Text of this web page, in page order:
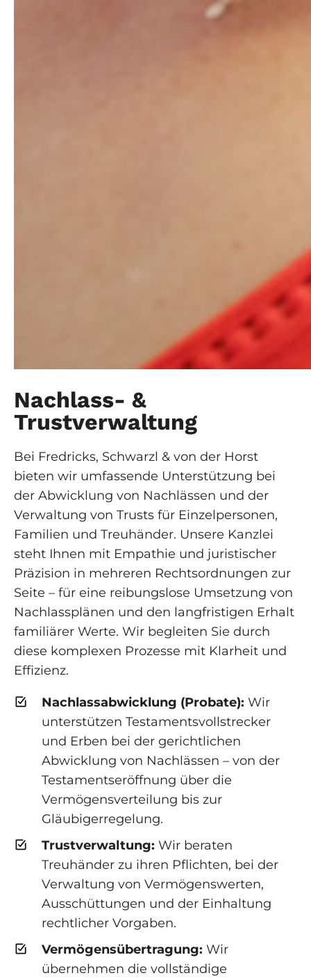
Nachlass- &
Trustverwaltung
Bei Fredricks, Schwarzl & von der Horst
bieten wir umfassende Unterstützung bei
der Abwicklung von Nachlässen und der
Verwaltung von Trusts für Einzelpersonen,
Familien und Treuhänder. Unsere Kanzlei
steht Ihnen mit Empathie und juristischer
Präzision in mehreren Rechtsordnungen zur
Seite – für eine reibungslose Umsetzung von
Nachlassplänen und den langfristigen Erhalt
familiärer Werte. Wir begleiten Sie durch
diese komplexen Prozesse mit Klarheit und
Effizienz.
Nachlassabwicklung (Probate): Wir
unterstützen Testamentsvollstrecker
und Erben bei der gerichtlichen
Abwicklung von Nachlässen – von der
Testamentseröffnung über die
Vermögensverteilung bis zur
Gläubigerregelung.
Trustverwaltung: Wir beraten
Treuhänder zu ihren Pflichten, bei der
Verwaltung von Vermögenswerten,
Ausschüttungen und der Einhaltung
rechtlicher Vorgaben.
Vermögensübertragung: Wir
übernehmen die vollständige